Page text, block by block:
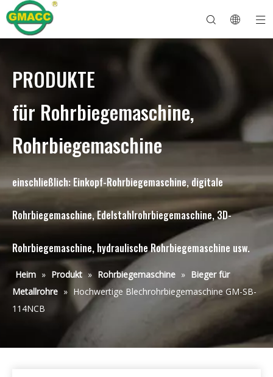
PRODUKTE
für Rohrbiegemaschine,
Rohrbiegemaschine
einschließlich: Einkopf-Rohrbiegemaschine, digitale
Rohrbiegemaschine, Edelstahlrohrbiegemaschine, 3D-
Rohrbiegemaschine, hydraulische Rohrbiegemaschine usw.
Heim » Produkt » Rohrbiegemaschine » Bieger für
Metallrohre » Hochwertige Blechrohrbiegemaschine GM-SB-
114NCB